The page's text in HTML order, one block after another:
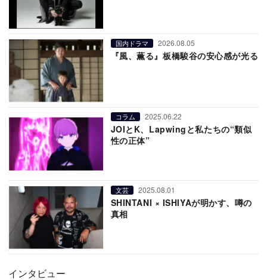
国内ドラマ 2026.08.05
『風、薫る』板橋駿谷の安心感が光る
コラム 2025.06.22
JOIとK、Lapwingと私たちの“類似
性の正体”
文芸 2025.08.01
SHINTANI × ISHIYAが明かす、噂の
真相
インタビュー